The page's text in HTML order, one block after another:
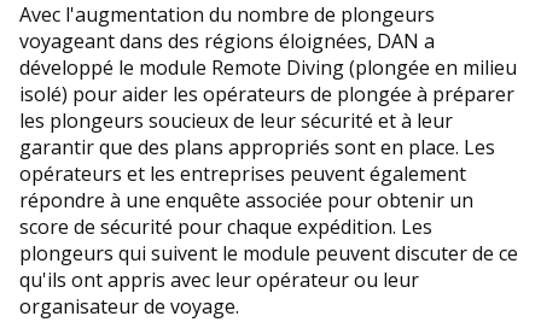
Avec l'augmentation du nombre de plongeurs
voyageant dans des régions éloignées, DAN a
développé le module Remote Diving (plongée en milieu
isolé) pour aider les opérateurs de plongée à préparer
les plongeurs soucieux de leur sécurité et à leur
garantir que des plans appropriés sont en place. Les
opérateurs et les entreprises peuvent également
répondre à une enquête associée pour obtenir un
score de sécurité pour chaque expédition. Les
plongeurs qui suivent le module peuvent discuter de ce
qu'ils ont appris avec leur opérateur ou leur
organisateur de voyage.